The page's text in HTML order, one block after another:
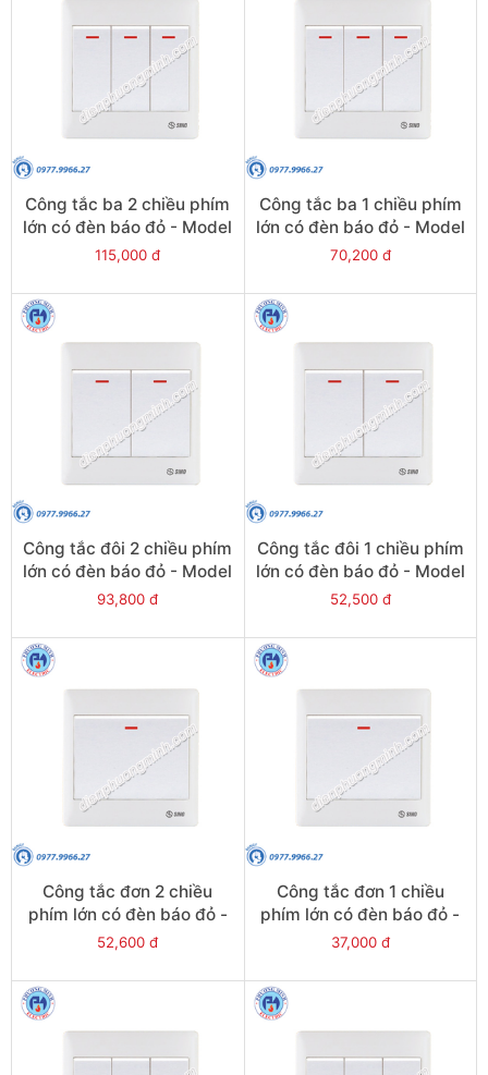
Công tắc ba 2 chiều phím
lớn có đèn báo đỏ - Model
S983N2R
115,000 đ
Công tắc ba 1 chiều phím
lớn có đèn báo đỏ - Model
S983N1R
70,200 đ
Công tắc đôi 2 chiều phím
lớn có đèn báo đỏ - Model
S982N2R
93,800 đ
Công tắc đôi 1 chiều phím
lớn có đèn báo đỏ - Model
S982N1R
52,500 đ
Công tắc đơn 2 chiều
phím lớn có đèn báo đỏ -
Model S981N2R
52,600 đ
Công tắc đơn 1 chiều
phím lớn có đèn báo đỏ -
Model S981N1R
37,000 đ